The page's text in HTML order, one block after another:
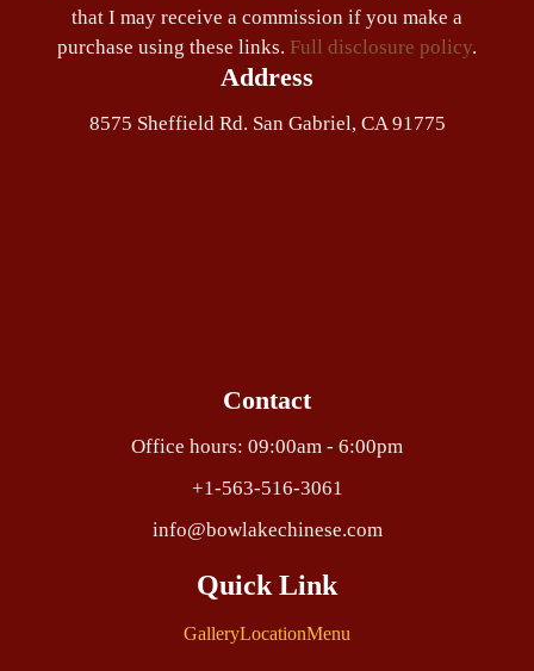
that I may receive a commission if you make a
purchase using these links. Full disclosure policy.
Address
8575 Sheffield Rd. San Gabriel, CA 91775
Contact
Office hours: 09:00am - 6:00pm
+1-563-516-3061
info@bowlakechinese.com
Quick Link
GalleryLocationMenu